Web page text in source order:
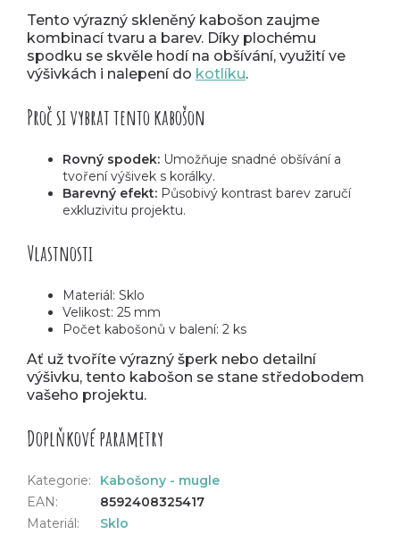
Tento výrazný skleněný kabošon zaujme
kombinací tvaru a barev. Díky plochému
spodku se skvěle hodí na obšívání, využití ve
výšivkách i nalepení do kotlíku.
Proč si vybrat tento kabošon
Rovný spodek: Umožňuje snadné obšívání a
tvoření výšivek s korálky.
Barevný efekt: Působivý kontrast barev zaručí
exkluzivitu projektu.
Vlastnosti
Materiál: Sklo
Velikost: 25 mm
Počet kabošonů v balení: 2 ks
Ať už tvoříte výrazný šperk nebo detailní
výšivku, tento kabošon se stane středobodem
vašeho projektu.
Doplňkové parametry
Kategorie:
Kabošony - mugle
EAN:
8592408325417
Materiál:
Sklo